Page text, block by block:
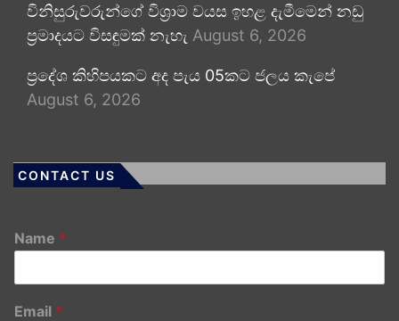
විනිසුරුවරුන්ගේ විශ්‍රාම වයස ඉහළ දැමීමෙන් නඩු
ප්‍රමාදයට විසඳුමක් නැහැ August 6, 2026
ප්‍රදේශ කිහිපයකට අද පැය 05කට ජලය කැපේ
August 6, 2026
CONTACT US
Name *
Email *